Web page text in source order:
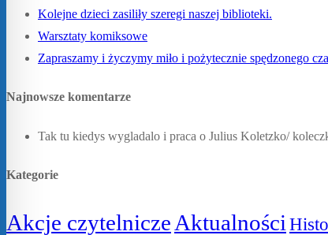
Kolejne dzieci zasiliły szeregi naszej biblioteki.
Warsztaty komiksowe
Zapraszamy i życzymy miło i pożytecznie spędzonego
Najnowsze komentarze
Tak tu kiedys wygladalo i praca o Julius Koletzko/
Kategorie
Akcje czytelnicze Aktualności